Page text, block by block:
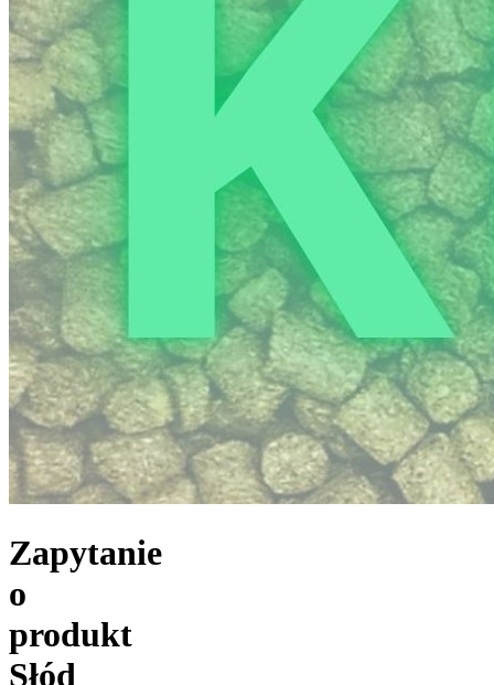
Zapytanie
o
produkt
Słód